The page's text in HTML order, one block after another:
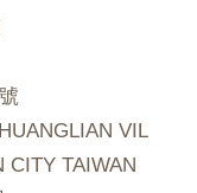
VIL
CITY TAIWAN